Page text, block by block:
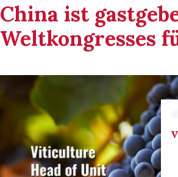
China ist
Weltkongresses